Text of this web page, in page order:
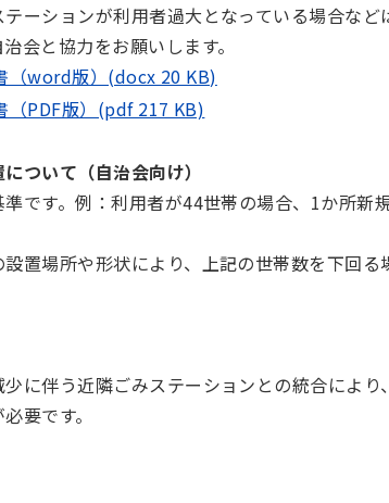
ーションが利用者過大となっている場合な
会と協力をお願いします。
（word版）(docx 20 KB)
（PDF版）(pdf 217 KB)
ついて（自治会向け）
です。例：利用者が44世帯の場合、1か所新
置場所や形状により、上記の世帯数を下回る
に伴う近隣ごみステーションとの統合により
要です。